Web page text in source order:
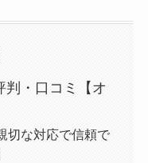
判・口コミ【オ
切な対応で信頼で